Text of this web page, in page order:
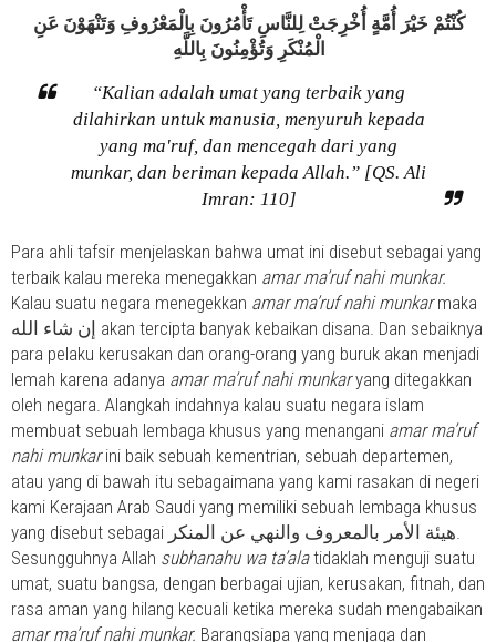
كُنْتُمْ خَيْرَ أُمَّةٍ أُخْرِجَتْ لِلنَّاسِ تَأْمُرُونَ بِالْمَعْرُوفِ وَتَنْهَوْنَ عَنِ
الْمُنْكَرِ وَتُؤْمِنُونَ بِاللَّهِ
“Kalian adalah umat yang terbaik yang
dilahirkan untuk manusia, menyuruh kepada
yang ma'ruf, dan mencegah dari yang
munkar, dan beriman kepada Allah.” [QS. Ali
Imran: 110]
Para ahli tafsir menjelaskan bahwa umat ini disebut sebagai yang
terbaik kalau mereka menegakkan amar ma’ruf nahi munkar.
Kalau suatu negara menegekkan amar ma’ruf nahi munkarmaka
إن شاء الله akan tercipta banyak kebaikan disana. Dan sebaiknya
para pelaku kerusakan dan orang-orang yang buruk akan menjadi
lemah karena adanya amar ma’ruf nahi munkaryang ditegakkan
oleh negara. Alangkah indahnya kalau suatu negara islam
membuat sebuah lembaga khusus yang menangani amar ma’ruf
nahi munkarini baik sebuah kementrian, sebuah departemen,
atau yang di bawah itu sebagaimana yang kami rasakan di negeri
kami Kerajaan Arab Saudi yang memiliki sebuah lembaga khusus
yang disebut sebagai هيئة الأمر بالمعروف والنهي عن المنكر.
Sesungguhnya Allah subhanahu wa ta’alatidaklah menguji suatu
umat, suatu bangsa, dengan berbagai ujian, kerusakan, fitnah, dan
rasa aman yang hilang kecuali ketika mereka sudah mengabaikan
amar ma’ruf nahi munkar. Barangsiapa yang menjaga dan